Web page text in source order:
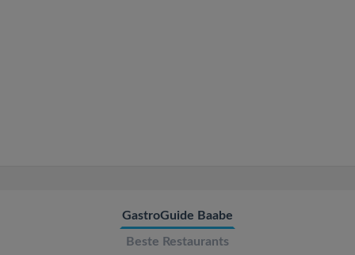
GastroGuide Baabe
Beste Restaurants